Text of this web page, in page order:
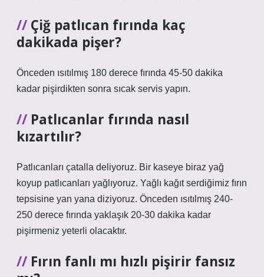
Çiğ patlıcan fırında kaç
dakikada pişer?
Önceden ısıtılmış 180 derece fırında 45-50 dakika
kadar pişirdikten sonra sıcak servis yapın.
Patlıcanlar fırında nasıl
kızartılır?
Patlıcanları çatalla deliyoruz. Bir kaseye biraz yağ
koyup patlıcanları yağlıyoruz. Yağlı kağıt serdiğimiz fırın
tepsisine yan yana diziyoruz. Önceden ısıtılmış 240-
250 derece fırında yaklaşık 20-30 dakika kadar
pişirmeniz yeterli olacaktır.
Fırın fanlı mı hızlı pişirir fansız